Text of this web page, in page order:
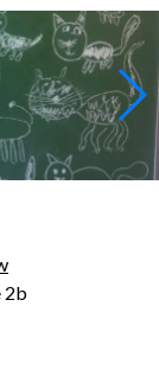
2b